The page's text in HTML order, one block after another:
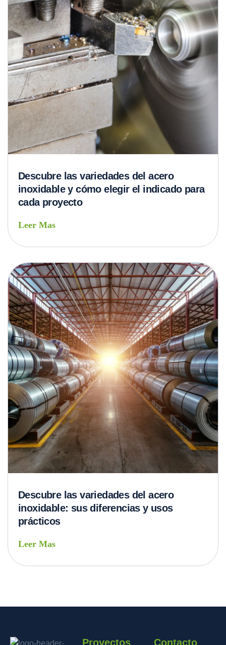
Descubre las variedades del acero
inoxidable y cómo elegir el indicado para
cada proyecto
Leer Mas
Descubre las variedades del acero
inoxidable: sus diferencias y usos
prácticos
Leer Mas
Proyectos Contacto